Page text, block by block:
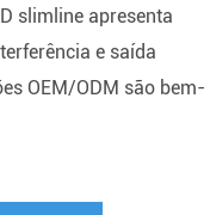
slimline apresenta
e saída
OEM/ODM são bem-